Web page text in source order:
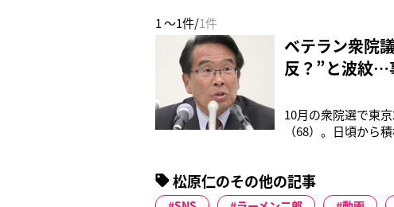
1 ～1件/1件
ベテラン衆院
反？”と波紋…
10月の衆院選で東
（68）。日頃から
気一杯》と綴ると
開。豪快に麺をすす
松原仁のその他の記事